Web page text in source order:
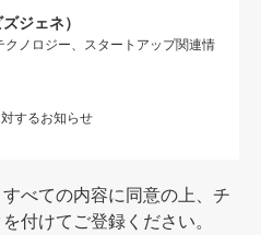
ジェネ）
ノロジー、スタートアップ関連情
するお知らせ
べての内容に同意の上、チ
付けてご登録ください。